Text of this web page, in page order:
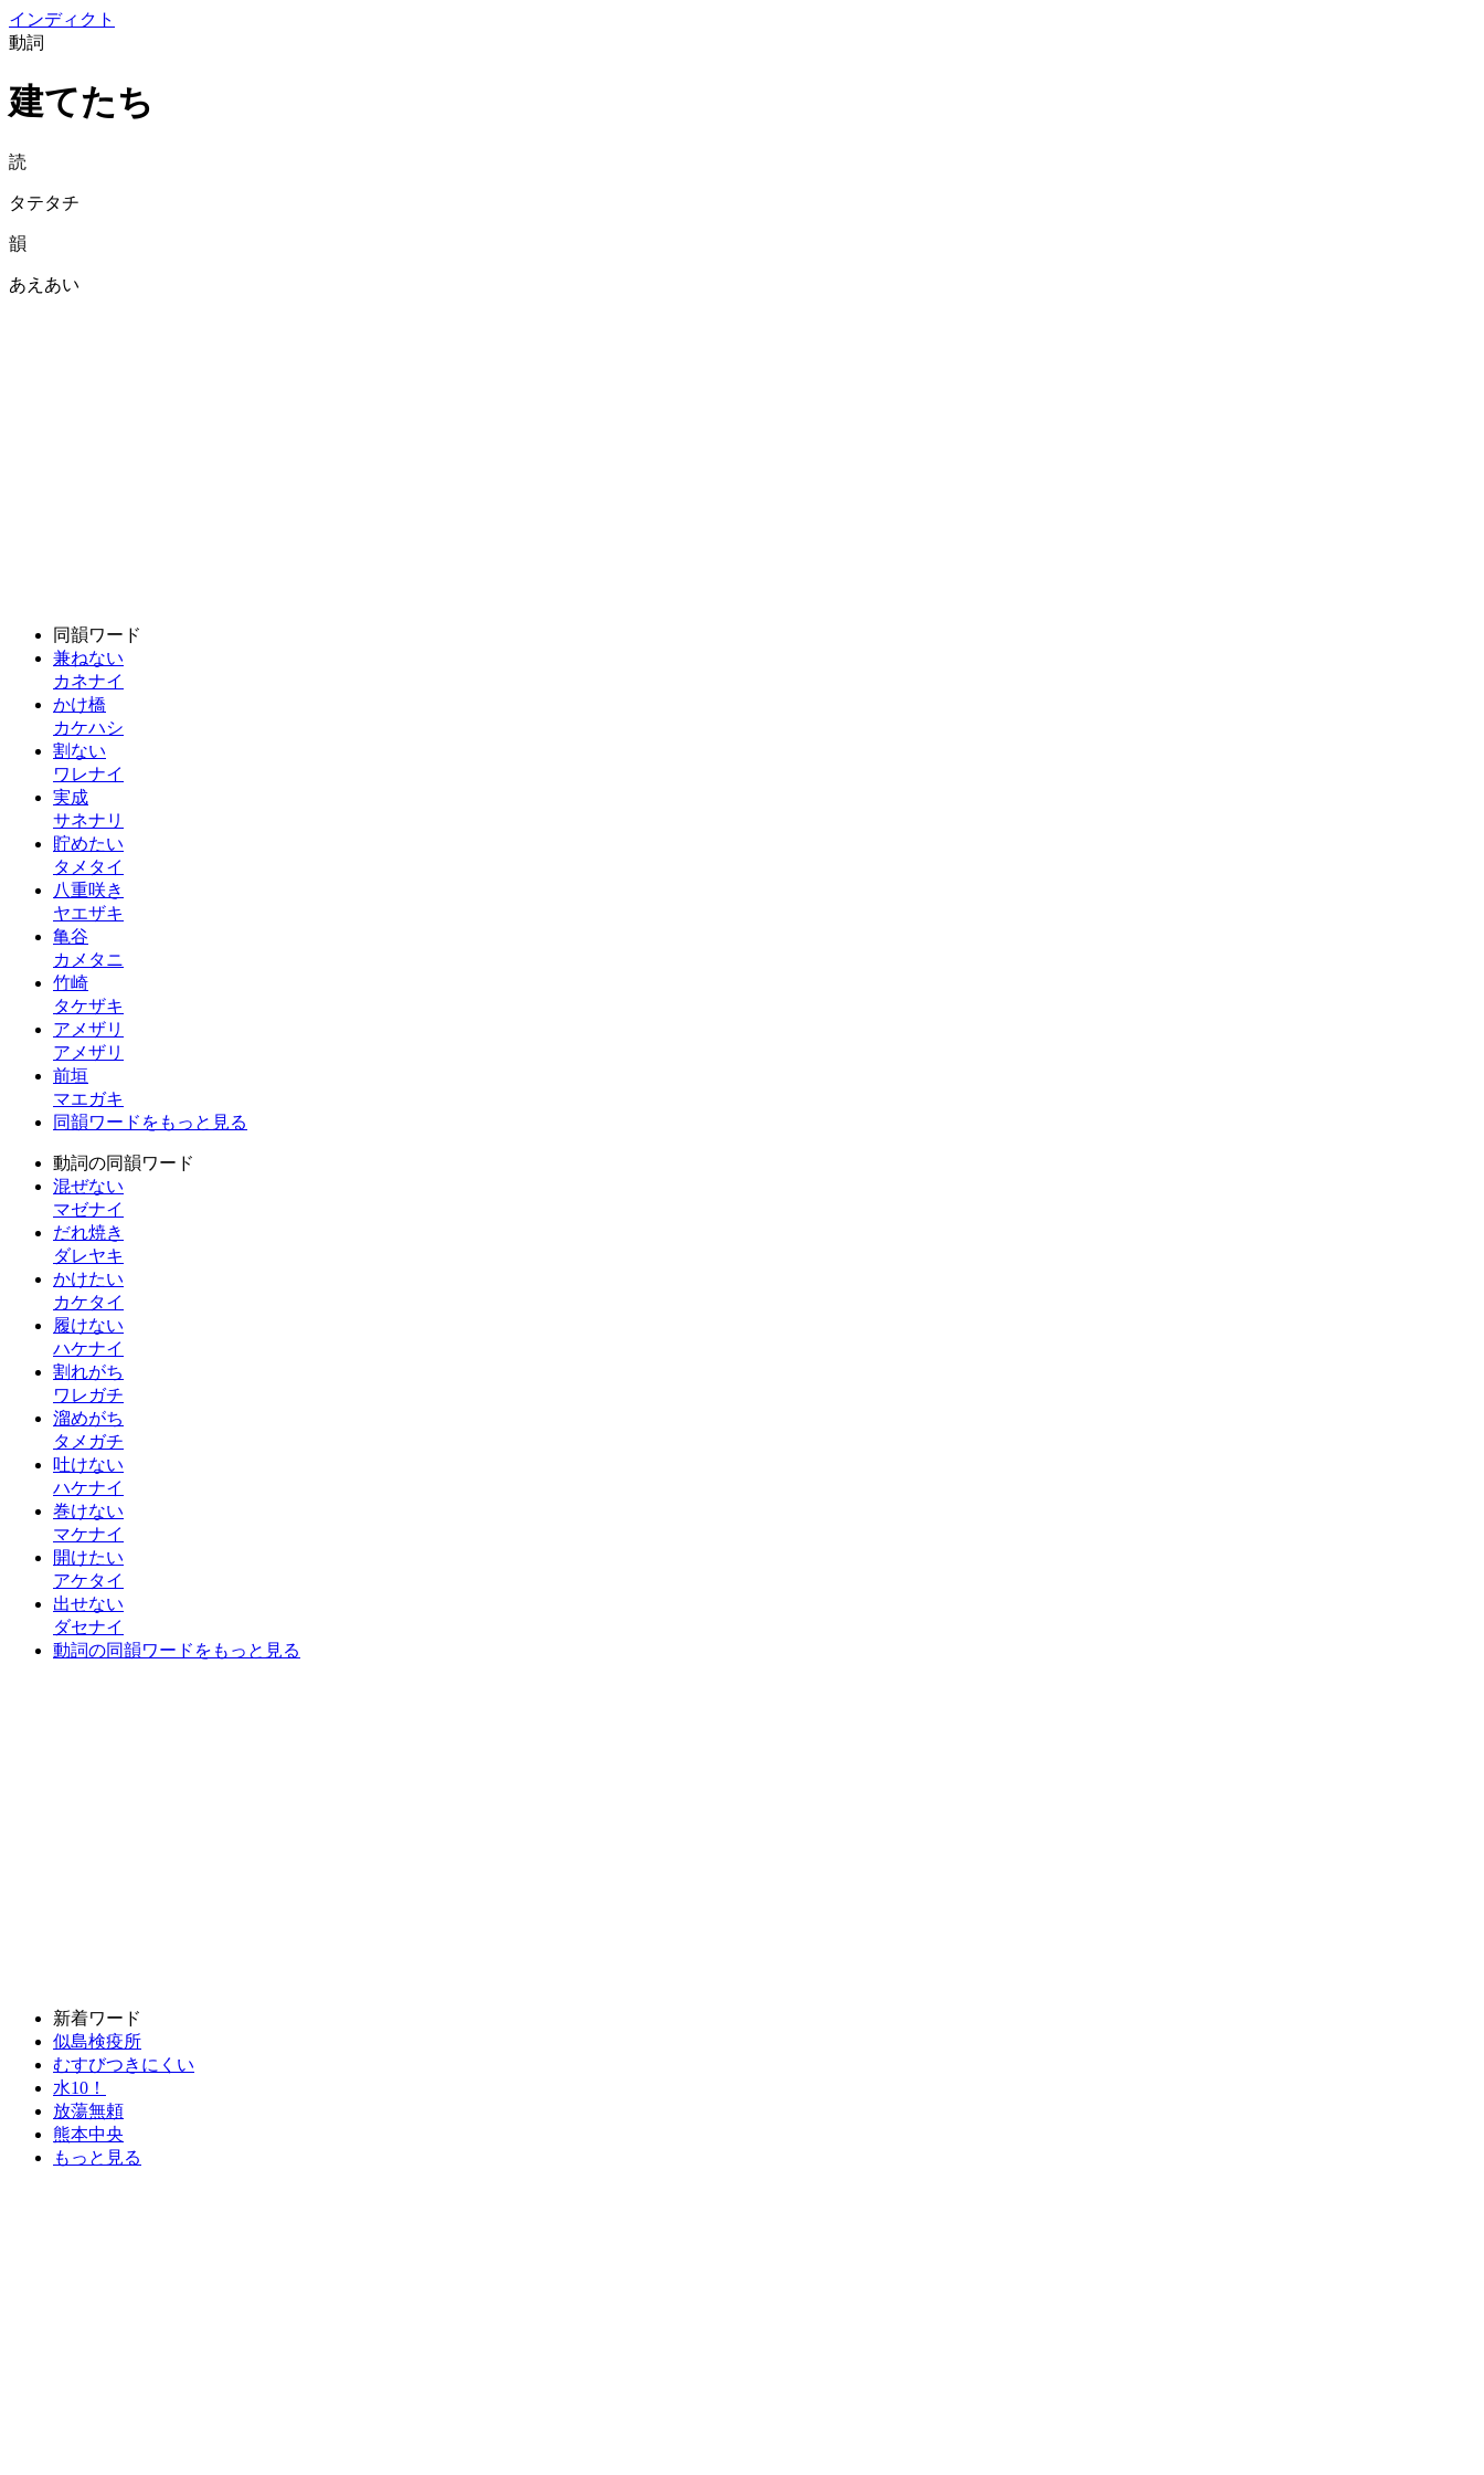
インディクト
動詞
建てたち
読
タテタチ
韻
あえあい
同韻ワード
兼ねない
カネナイ
かけ橋
カケハシ
割ない
ワレナイ
実成
サネナリ
貯めたい
タメタイ
八重咲き
ヤエザキ
亀谷
カメタニ
竹崎
タケザキ
アメザリ
アメザリ
前垣
マエガキ
同韻ワードをもっと見る
動詞の同韻ワード
混ぜない
マゼナイ
だれ焼き
ダレヤキ
かけたい
カケタイ
履けない
ハケナイ
割れがち
ワレガチ
溜めがち
タメガチ
吐けない
ハケナイ
巻けない
マケナイ
開けたい
アケタイ
出せない
ダセナイ
動詞の同韻ワードをもっと見る
新着ワード
似島検疫所
むすびつきにくい
水10！
放蕩無頼
熊本中央
もっと見る